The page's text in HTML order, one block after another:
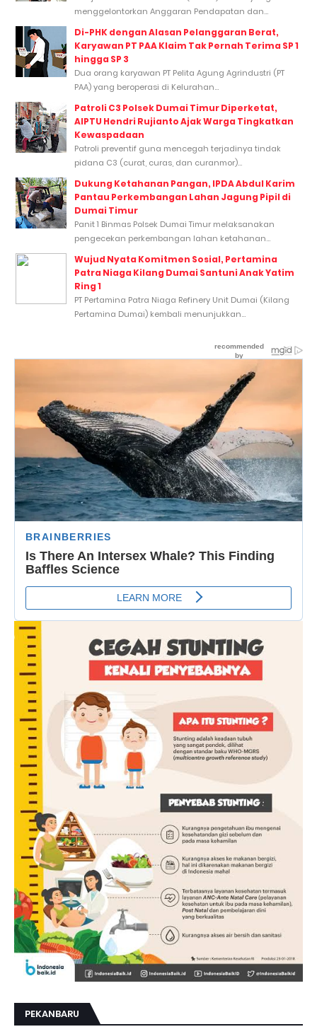
menggelontorkan Anggaran Pendapatan dan...
Di-PHK dengan Alasan Pelanggaran Berat,
Karyawan PT PAA Klaim Tak Pernah Terima SP 1
hingga SP 3
Dua orang karyawan PT Pelita Agung Agrindustri (PT
PAA) yang beroperasi di Kelurahan...
Patroli C3 Polsek Dumai Timur Diperketat,
AIPTU Hendri Rujianto Ajak Warga Tingkatkan
Kewaspadaan
Patroli preventif guna mencegah terjadinya tindak
pidana C3 (curat, curas, dan curanmor)...
Dukung Ketahanan Pangan, IPDA Abdul Karim
Pantau Perkembangan Lahan Jagung Pipil di
Dumai Timur
Panit 1 Binmas Polsek Dumai Timur melaksanakan
pengecekan perkembangan lahan ketahanan...
Wujud Nyata Komitmen Sosial, Pertamina
Patra Niaga Kilang Dumai Santuni Anak Yatim
Ring 1
PT Pertamina Patra Niaga Refinery Unit Dumai (Kilang
Pertamina Dumai) kembali menunjukkan...
PEKANBARU